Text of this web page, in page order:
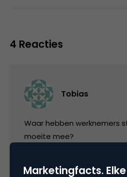
4 Reacties
Tobias
Waar hebben werknemers
moeite mee?
11 november 2005 om 09:34
Marketingfacts.